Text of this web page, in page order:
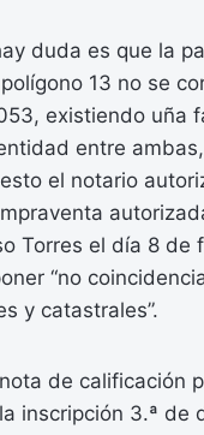
duda es que la
13 no se
existiendo uña
entre
el notario
Torres el día 8 de
“no
y catastrales”.
de calificación
inscripción 3.ª de